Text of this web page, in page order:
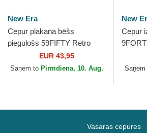
New Era
Cepur plakana bēšs
piegulošs 59FIFTY Retro
Crown Linen no Chicago
White Sox MLB no New Era
EUR 43,95
Saņem to Pirmdiena, 10. Aug.
New
Cepur
New
New
Saņem
Vasaras cepures